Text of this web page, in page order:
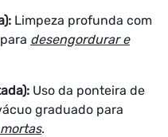
Limpeza profunda com
para desengordurar e
Uso da ponteira de
graduado para
.